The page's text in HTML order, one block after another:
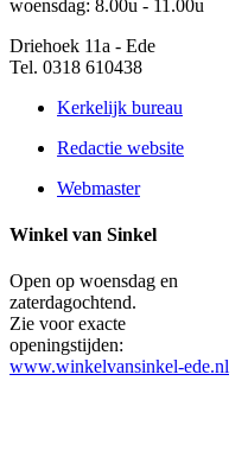
woensdag: 8.00u - 11.00u
Driehoek 11a - Ede
Tel. 0318 610438
Kerkelijk bureau
Redactie website
Webmaster
Winkel van Sinkel
Open op woensdag en
zaterdagochtend.
Zie voor exacte
openingstijden:
www.winkelvansinkel-ede.nl